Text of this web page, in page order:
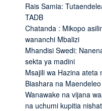
Rais Samia:
TADB
Chatanda : Mikopo
wananchi Mbalizi
Mhandisi Swedi:
sekta ya madini
Msajili wa Hazina ateta
Biashara na Maendeleo
Wanawake na vijana
na uchumi kupitia